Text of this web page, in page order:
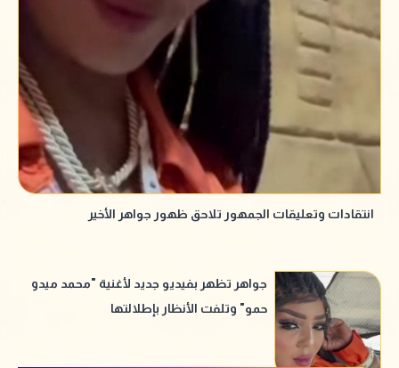
انتقادات وتعليقات الجمهور تلاحق ظهور جواهر الأخير
جواهر تظهر بفيديو جديد لأغنية "محمد ميدو
حمو" وتلفت الأنظار بإطلالتها